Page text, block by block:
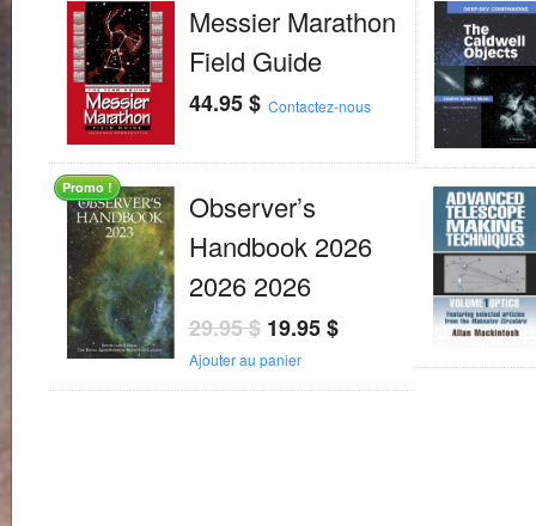
Messier Marathon
Field Guide
44.95$ Contactez-nous
Promo !
Observer’s
Handbook 2026
2026 2026
29.95$ 19.95$
Ajouter au panier